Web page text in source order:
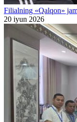
Filialning «Qalqon»
20 iyun 2026